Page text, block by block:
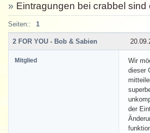
» Eintragungen bei crabbel
Seiten:: 1
2 FOR YOU - Bob & Sabien
Mitglied
Wir
dieser
der